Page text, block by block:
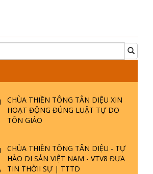
CHÙA THIỀN TÔNG TÂN DIỆU XIN
HOẠT ĐỘNG ĐÚNG LUẬT TỰ DO
TÔN GIÁO
CHÙA THIỀN TÔNG TÂN DIỆU - TỰ
HÀO DI SẢN VIỆT NAM - VTV8 ĐƯA
TIN THỜII SỰ | TTTD